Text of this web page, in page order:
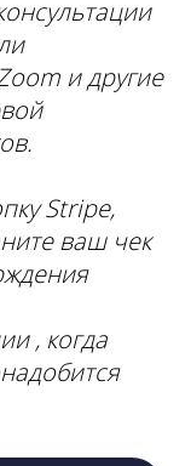
и другие
Stripe,
ваш чек
, когда